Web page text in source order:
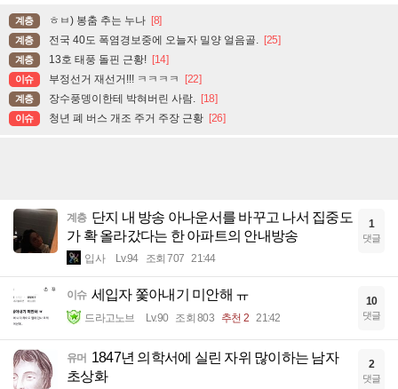
계층 ㅎㅂ) 봉춤 추는 누나 [8]
계층 전국 40도 폭염경보중에 오늘자 밀양 얼음골. [25]
계층 13호 태풍 돌핀 근황! [14]
이슈 부정선거 재선거!!! ㅋㅋㅋㅋ [22]
계층 장수풍뎅이한테 박혀버린 사람. [18]
이슈 청년 폐 버스 개조 주거 주장 근황 [26]
계층 단지 내 방송 아나운서를 바꾸고 나서 집중도
가 확 올라갔다는 한 아파트의 안내방송
입사 Lv.94 조회 707 21:44
1
댓글
이슈 세입자 쫓아내기 미안해 ㅠ
드라고노브 Lv.90 조회 803 추천 2 21:42
10
댓글
유머 1847년 의학서에 실린 자위 많이하는 남자
초상화
2
댓글